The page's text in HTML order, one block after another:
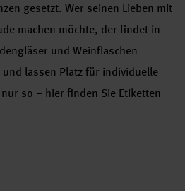
gesetzt. Wer seinen Lieben mit
machen möchte, der findet in
und Weinflaschen
lassen Platz für individuelle
so – hier finden Sie Etiketten